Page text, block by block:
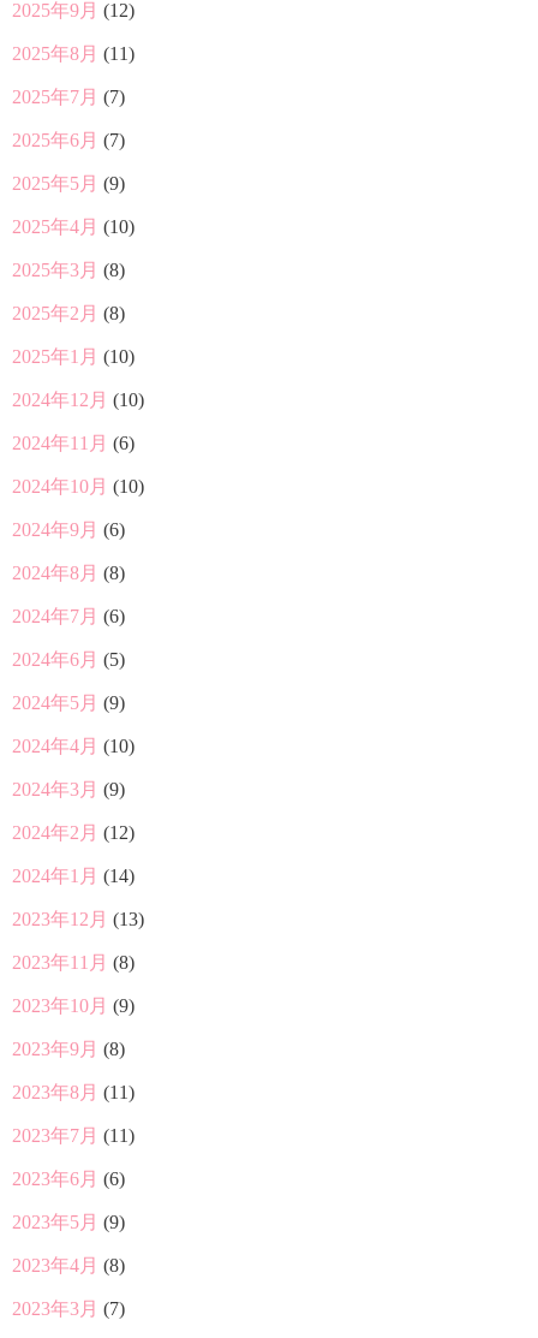
2025年9月 (12)
2025年8月 (11)
2025年7月 (7)
2025年6月 (7)
2025年5月 (9)
2025年4月 (10)
2025年3月 (8)
2025年2月 (8)
2025年1月 (10)
2024年12月 (10)
2024年11月 (6)
2024年10月 (10)
2024年9月 (6)
2024年8月 (8)
2024年7月 (6)
2024年6月 (5)
2024年5月 (9)
2024年4月 (10)
2024年3月 (9)
2024年2月 (12)
2024年1月 (14)
2023年12月 (13)
2023年11月 (8)
2023年10月 (9)
2023年9月 (8)
2023年8月 (11)
2023年7月 (11)
2023年6月 (6)
2023年5月 (9)
2023年4月 (8)
2023年3月 (7)